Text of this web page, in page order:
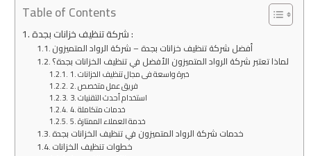
Table of Contents
شركة تنظيف خزانات بجدة :
أفضل شركة تنظيف خزانات بجدة – شركة الرواد المتميزون
لماذا تعتبر شركة الرواد المتميزون الأفضل في تنظيف الخزانات بجدة؟
1. خبرة واسعة في مجال تنظيف الخزانات
2. فريق عمل متخصص
3. استخدام أحدث التقنيات
4. خدمات متكاملة
5. خدمة العملاء الممتازة
خدمات شركة الرواد المتميزون في تنظيف الخزانات بجدة
خطوات تنظيف الخزانات